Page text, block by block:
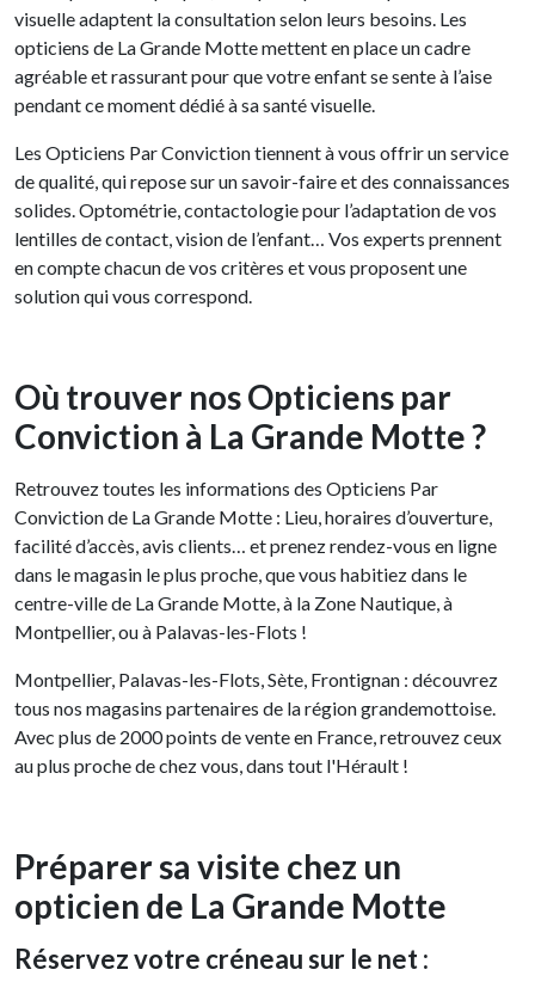
visuelle adaptent la consultation selon leurs besoins. Les
opticiens de La Grande Motte mettent en place un cadre
agréable et rassurant pour que votre enfant se sente à l’aise
pendant ce moment dédié à sa santé visuelle.
Les Opticiens Par Conviction tiennent à vous offrir un service
de qualité, qui repose sur un savoir-faire et des connaissances
solides. Optométrie, contactologie pour l’adaptation de vos
lentilles de contact, vision de l’enfant… Vos experts prennent
en compte chacun de vos critères et vous proposent une
solution qui vous correspond.
Où trouver nos Opticiens par
Conviction à La Grande Motte ?
Retrouvez toutes les informations des Opticiens Par
Conviction de La Grande Motte : Lieu, horaires d’ouverture,
facilité d’accès, avis clients… et prenez rendez-vous en ligne
dans le magasin le plus proche, que vous habitiez dans le
centre-ville de La Grande Motte, à la Zone Nautique, à
Montpellier, ou à Palavas-les-Flots !
Montpellier, Palavas-les-Flots, Sète, Frontignan : découvrez
tous nos magasins partenaires de la région grandemottoise.
Avec plus de 2000 points de vente en France, retrouvez ceux
au plus proche de chez vous, dans tout l'Hérault !
Préparer sa visite chez un
opticien de La Grande Motte
Réservez votre créneau sur le net :